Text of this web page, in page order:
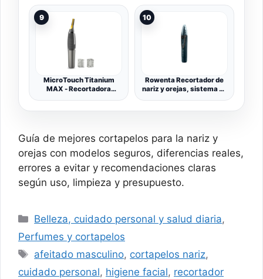
corte circular, lavable
bajo el grifo, color negro
satinada
9
MicroTouch Titanium
MAX - Recortadora
10
Rowenta Recortador de
nariz y orejas, sistema de
TN3011F0
Guía de mejores cortapelos para la nariz y
orejas con modelos seguros, diferencias reales,
errores a evitar y recomendaciones claras
según uso, limpieza y presupuesto.
Categorías
Belleza, cuidado personal y salud diaria,
Perfumes y cortapelos
Etiquetas
afeitado masculino, cortapelos nariz,
cuidado personal, higiene facial, recortador